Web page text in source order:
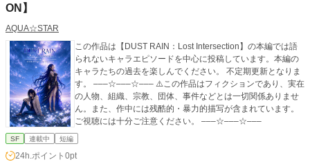
ON】
AQUA☆STAR
この作品は【DUST RAIN：Lost Intersection】の本編では語
られないキャラエピソードを中心に投稿しています。本編の
キャラたちの過去を楽しんでください。 不定期更新となりま
す。 –––☆–––☆––– ⚠️この作品はフィクションであり、実在
の人物、組織、宗教、団体、事件などとは一切関係ありませ
ん。また、作中には残酷的・暴力的描写が含まれています。
ご視聴には十分ご注意ください。 –––☆–––☆–––
SF 連載中 短編
24h.ポイント 0pt